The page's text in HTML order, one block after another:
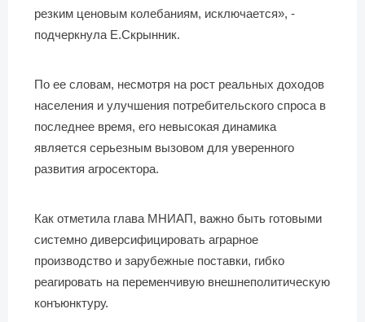
резким ценовым колебаниям, исключается», -
подчеркнула Е.Скрынник.
По ее словам, несмотря на рост реальных доходов
населения и улучшения потребительского спроса в
последнее время, его невысокая динамика
является серьезным вызовом для уверенного
развития агросектора.
Как отметила глава МНИАП, важно быть готовыми
системно диверсифицировать аграрное
производство и зарубежные поставки, гибко
реагировать на переменчивую внешнеполитическую
конъюнктуру.